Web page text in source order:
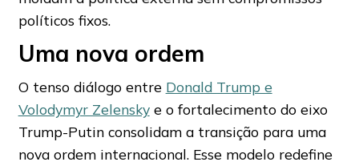
políticos fixos.
Uma nova ordem
O tenso diálogo entre Donald Trump e
Volodymyr Zelenskye o fortalecimento do eixo
Trump-Putin consolidam a transição para uma
nova ordem internacional. Esse modelo redefine